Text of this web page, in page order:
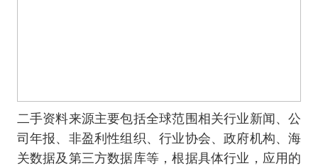
二手资料来源主要包括全球范围相关行业新闻、公
司年报、非盈利性组织、行业协会、政府机构、海
关数据及第三方数据库等，根据具体行业，应用的